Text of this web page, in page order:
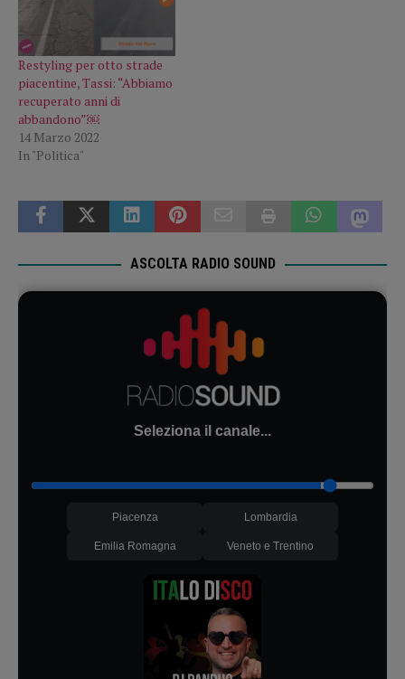
Restyling per otto strade
piacentine, Tassi: “Abbiamo
recuperato anni di
abbandono”￼
14 Marzo 2022
In "Politica"
ASCOLTA RADIO SOUND
Seleziona il canale...
Piacenza Lombardia
Emilia Romagna Veneto e Trentino